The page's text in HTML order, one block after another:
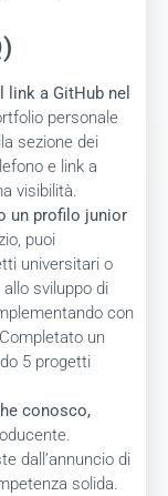
a GitHub nel
personale
sezione dei
e link a
visibilità.
un profilo junior
puoi
universitari o
sviluppo di
con
un
5 progetti
conosco,
dall’annuncio di
solida.